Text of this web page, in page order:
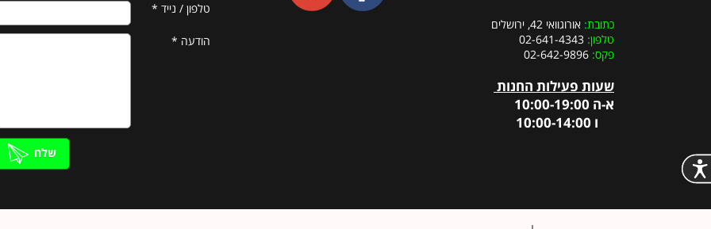
כתובת: אורוגוואי 42, ירושלים
טלפון: 02-641-4343
פקס:
שעות פעילות החנות
א-ה 10:00-19:00
ו 10:00-14:00
טלפון / נייד*
הודעה *
שלח